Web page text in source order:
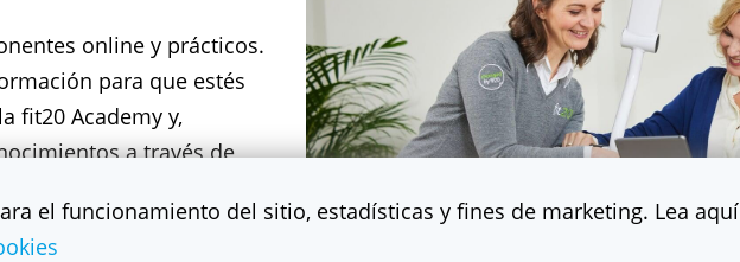
el funcionamiento del sitio, estadísticas y fines de marketing. Lea aquí
online y prácticos.
para que estés
fit20 Academy y,
a través de
se formarán a